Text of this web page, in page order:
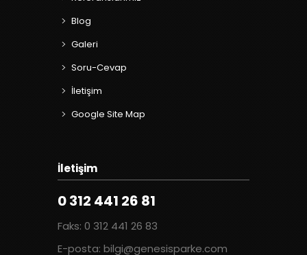
Blog
Galeri
Soru-Cevap
İletişim
Google Site Map
İletişim
0 312 441 26 81
Faks: 0 312 441 26 83
E-posta: bilgi@genesisparke.com